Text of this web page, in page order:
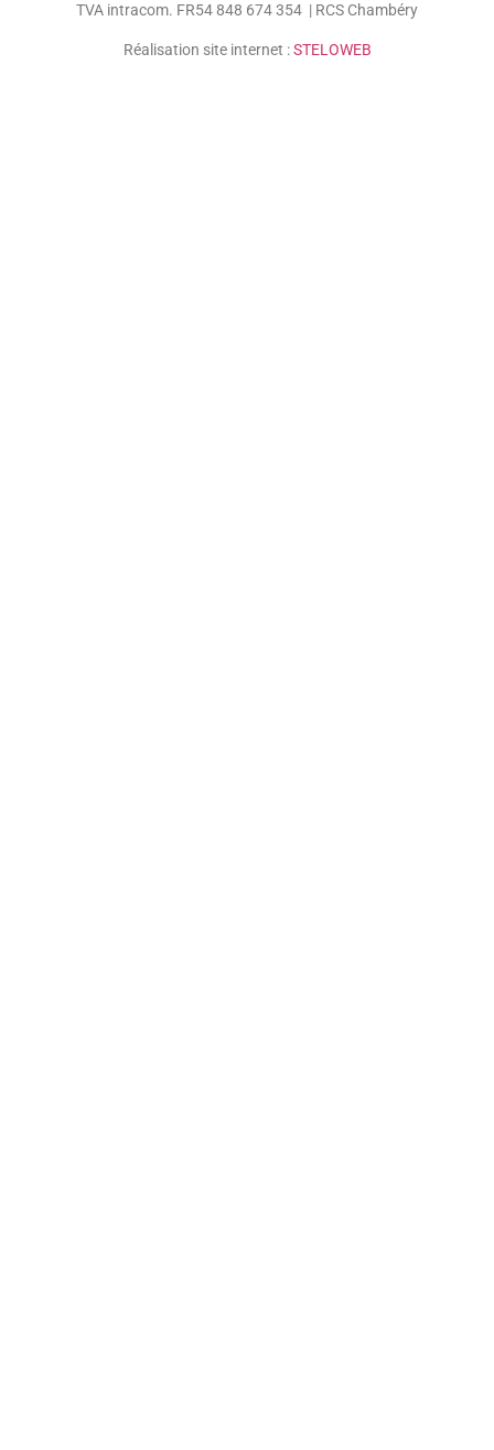
TVA intracom. FR54 848 674 354 | RCS Chambéry
Réalisation site internet :STELOWEB